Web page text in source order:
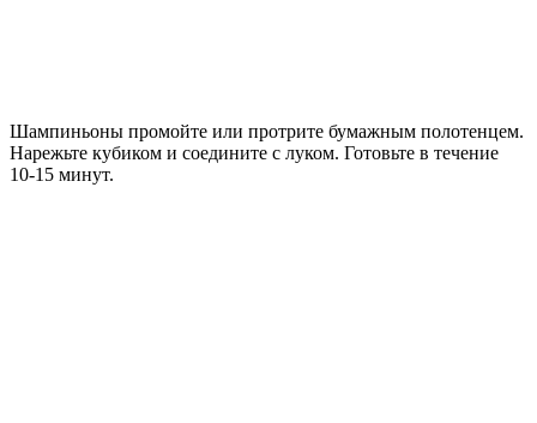
Шампиньоны промойте или протрите бумажным полотенцем.
Нарежьте кубиком и соедините с луком. Готовьте в течение
10-15 минут.